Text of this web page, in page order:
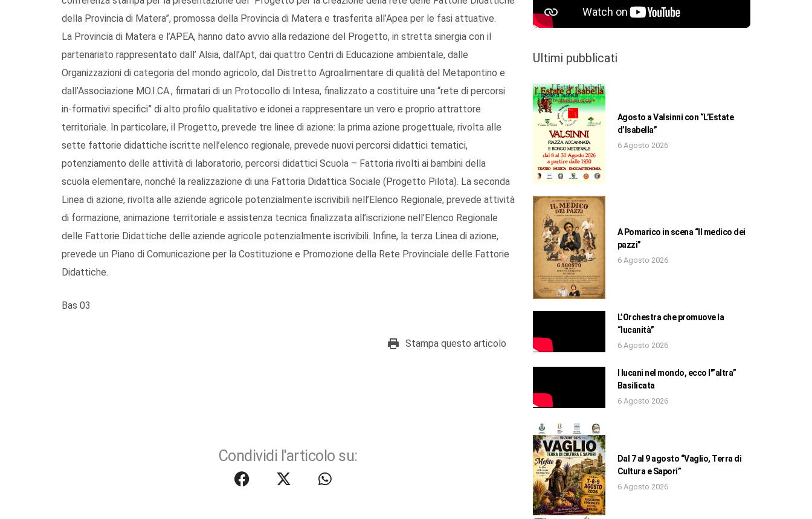
della Provincia di Matera”, promossa della Provincia di Matera e trasferita all’Apea per le fasi attuative.
La Provincia di Matera e l’APEA, hanno dato avvio alla redazione del Progetto, in stretta sinergia con il
partenariato rappresentato dall’ Alsia, dall’Apt, dai quattro Centri di Educazione ambientale, dalle
Organizzazioni di categoria del mondo agricolo, dal Distretto Agroalimentare di qualità del Metapontino e
dall’Associazione MO.I.CA., firmatari di un Protocollo di Intesa, finalizzato a costituire una “rete di percorsi
in-formativi specifici” di alto profilo qualitativo e idonei a rappresentare un vero e proprio attrattore
territoriale. In particolare, il Progetto, prevede tre linee di azione: la prima azione progettuale, rivolta alle
sette fattorie didattiche iscritte nell’elenco regionale, prevede nuovi percorsi didattici tematici,
potenziamento delle attività di laboratorio, percorsi didattici Scuola – Fattoria rivolti ai bambini della
scuola elementare, nonché la realizzazione di una Fattoria Didattica Sociale (Progetto Pilota). La seconda
Linea di azione, rivolta alle aziende agricole potenzialmente iscrivibili nell’Elenco Regionale, prevede attività
di formazione, animazione territoriale e assistenza tecnica finalizzata all’iscrizione nell’Elenco Regionale
delle Fattorie Didattiche delle aziende agricole potenzialmente iscrivibili. Infine, la terza Linea di azione,
prevede un Piano di Comunicazione per la Costituzione e Promozione della Rete Provinciale delle Fattorie
Didattiche.
Bas 03
Stampa questo articolo
Condividi l'articolo su:
Ultimi pubblicati
Agosto a Valsinni con “L’Estate
d’Isabella”
6 Agosto 2026
A Pomarico in scena “Il medico dei
pazzi”
6 Agosto 2026
L’Orchestra che promuove la
“lucanità”
6 Agosto 2026
I lucani nel mondo, ecco l'”altra”
Basilicata
6 Agosto 2026
Dal 7 al 9 agosto “Vaglio, Terra di
Cultura e Sapori”
6 Agosto 2026